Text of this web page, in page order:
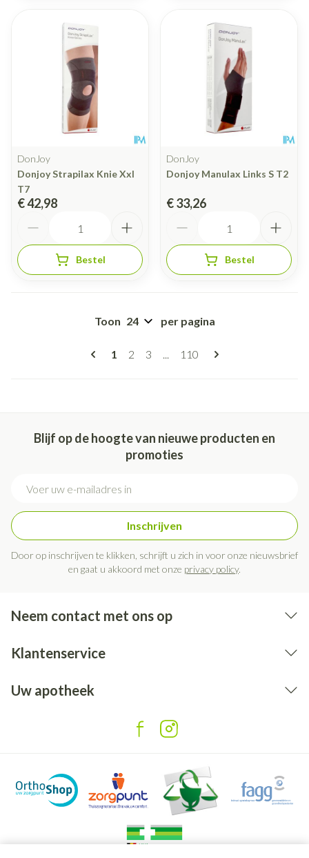
DonJoy
Donjoy Strapilax Knie Xxl
T7
€ 42,98
Bestel
DonJoy
Donjoy Manulax Links S T2
€ 33,26
Bestel
Pagina's
U lees momenteel pagina
1 Pagina
2 Pagina
3 ... Pagina
110
Toon per pagina
Blijf op de hoogte van nieuwe producten en
promoties
Inschrijven
Door op inschrijven te klikken, schrijft u zich in voor onze nieuwsbrief
en gaat u akkoord met onze privacy policy.
Neem contact met ons op
Klantenservice
Uw apotheek